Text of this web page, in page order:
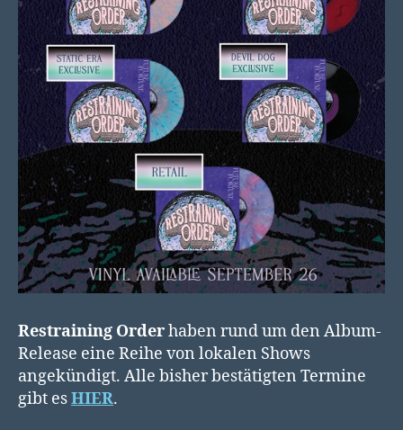
Restraining Orderhaben rund um den Album-
Release eine Reihe von lokalen Shows
angekündigt. Alle bisher bestätigten Termine
gibt esHIER.